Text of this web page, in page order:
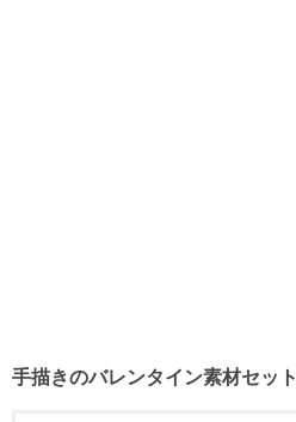
手描きのバレンタイン素材セット